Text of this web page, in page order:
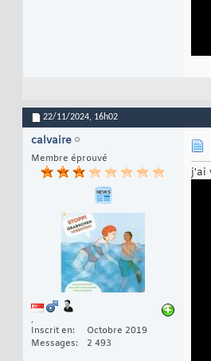
22/11/2024, 16h02
calvaire
Membre éprouvé
.
Inscrit en
Octobre 2019
Messages
2 493
j'ai